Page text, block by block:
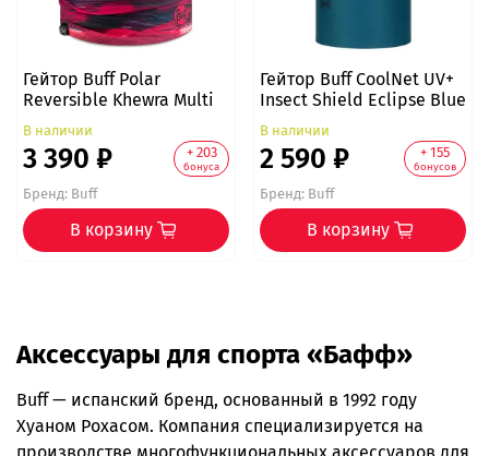
Гейтор Buff Polar
Reversible Khewra Multi
В наличии
3 390 ₽ + 203
бонуса
Бренд:Buff
В корзину
Гейтор Buff CoolNet UV+
Insect Shield Eclipse Blue
В наличии
2 590 ₽ + 155
бонусов
Бренд:Buff
В корзину
Аксессуары для спорта «Бафф»
Buff — испанский бренд, основанный в 1992 году
Хуаном Рохасом. Компания специализируется на